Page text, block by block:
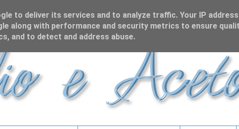
to deliver its services and to analyze traffic. Your IP address
along with performance and security metrics to ensure
and to detect and address abuse.